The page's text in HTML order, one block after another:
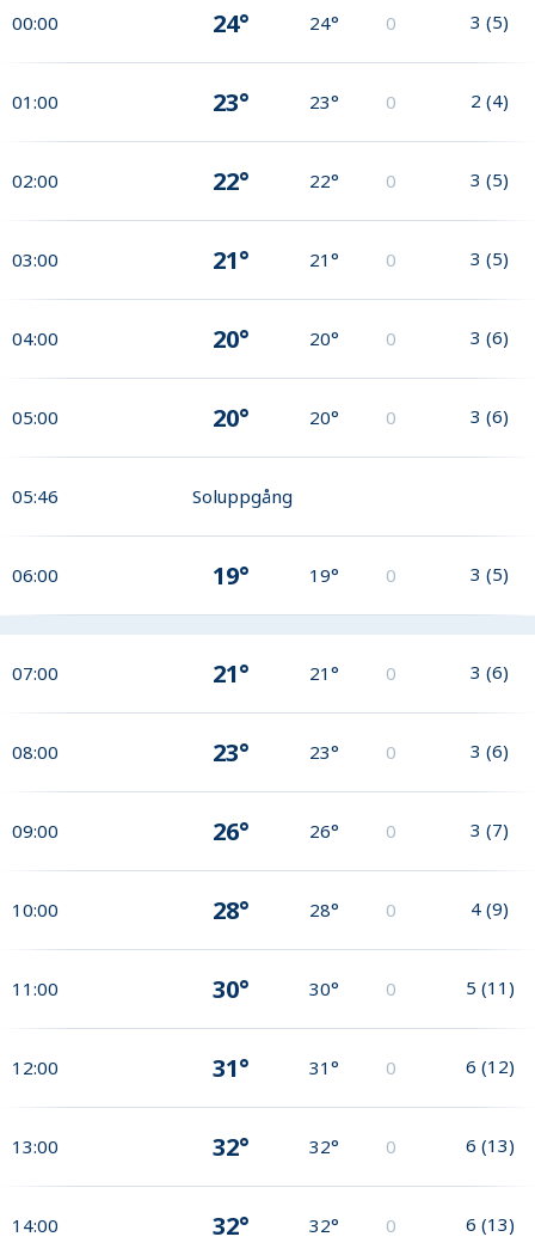
00:00 24° 24° 0 3 (5)
01:00 23° 23° 0 2 (4)
02:00 22° 22° 0 3 (5)
03:00 21° 21° 0 3 (5)
04:00 20° 20° 0 3 (6)
05:00 20° 20° 0 3 (6)
05:46 Soluppgång
06:00 19° 19° 0 3 (5)
07:00 21° 21° 0 3 (6)
08:00 23° 23° 0 3 (6)
09:00 26° 26° 0 3 (7)
10:00 28° 28° 0 4 (9)
11:00 30° 30° 0 5 (11)
12:00 31° 31° 0 6 (12)
13:00 32° 32° 0 6 (13)
14:00 32° 32° 0 6 (13)